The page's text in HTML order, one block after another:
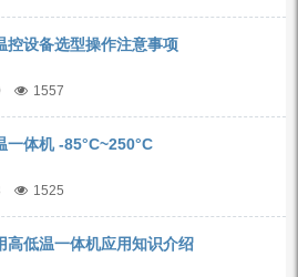
控设备选型操作注意事项
1557
一体机 -85°C~250°C
1525
高低温一体机应用知识介绍